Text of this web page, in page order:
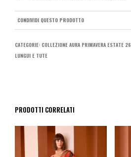
CONDIVIDI QUESTO PRODOTTO
CATEGORIE: COLLEZIONE AURA PRIMAVERA ESTATE 26
LUNGUI E TUTE
PRODOTTI CORRELATI